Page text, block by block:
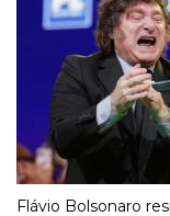
Flávio Bolsonaro